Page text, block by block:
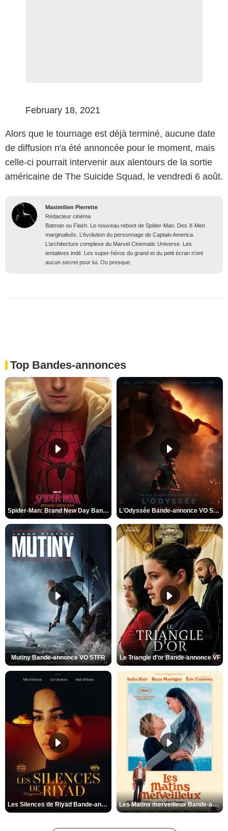
February 18, 2021
Alors que le tournage est déjà terminé, aucune date
de diffusion n'a été annoncée pour le moment, mais
celle-ci pourrait intervenir aux alentours de la sortie
américaine de The Suicide Squad, le vendredi 6 août.
Maximilien Pierrette
Rédacteur cinéma
Batman ou Flash. Le nouveau reboot de Spider-Man. Des X-Men
marginalisés. L’évolution du personnage de Captain America.
L’architecture complexe du Marvel Cinematic Universe. Les
tentatives indé. Les super-héros du grand et du petit écran n’ont
aucun secret pour lui. Ou presque.
Top Bandes-annonces
Spider-Man: Brand New Day Bande-annonce VO STFR L'Odyssée Bande-annonce VO STFR
Mutiny Bande-annonce VO STFR Le Triangle d'or Bande-annonce VF
Les Silences de Riyad Bande-annonce VO STFR Les Matins merveilleux Bande-annonce VF